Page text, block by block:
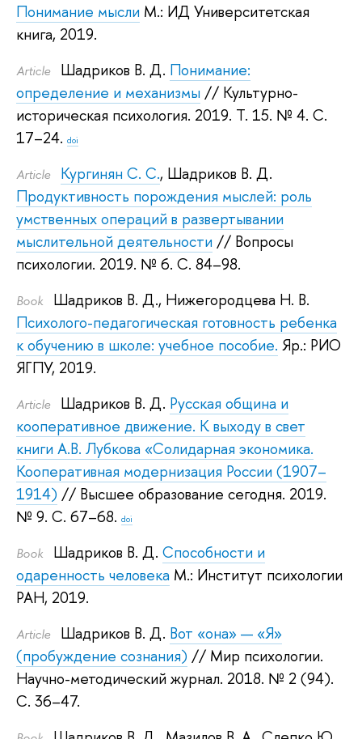
Понимание мысли М.: ИД Университетская
книга, 2019.
Article Шадриков В. Д. Понимание:
определение и механизмы // Культурно-
историческая психология. 2019. Т. 15. № 4. С.
17–24. doi
Article Кургинян С. С., Шадриков В. Д.
Продуктивность порождения мыслей: роль
умственных операций в развертывании
мыслительной деятельности // Вопросы
психологии. 2019. № 6. С. 84–98.
Book Шадриков В. Д., Нижегородцева Н. В.
Психолого-педагогическая готовность ребенка
к обучению в школе: учебное пособие. Яр.: РИО
ЯГПУ, 2019.
Article Шадриков В. Д. Русская община и
кооперативное движение. К выходу в свет
книги А.В. Лубкова «Солидарная экономика.
Кооперативная модернизация России (1907–
1914) // Высшее образование сегодня. 2019.
№ 9. С. 67–68. doi
Book Шадриков В. Д. Способности и
одаренность человека М.: Институт психологии
РАН, 2019.
Article Шадриков В. Д. Вот «она» — «Я»
(пробуждение сознания) // Мир психологии.
Научно-методический журнал. 2018. № 2 (94).
С. 36–47.